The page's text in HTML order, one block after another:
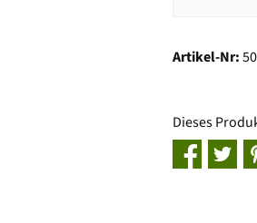
Artikel-Nr:
Dieses